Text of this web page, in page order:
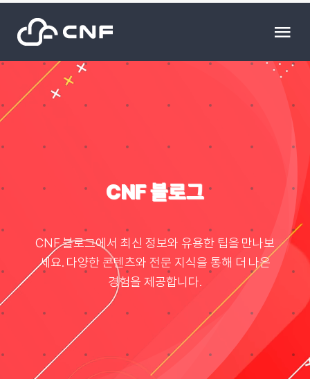
content
HOME
Resource
블로그
Taxonomies
CNF 블로그
CNF 블로그에서 최신 정보와 유용한 팁을 만나보
세요. 다양한 콘텐츠와 전문 지식을 통해 더 나은
경험을 제공합니다.